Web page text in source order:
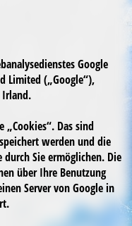
Google
Limited („Google“),
Irland.
Das sind
werden und die
Sie ermöglichen. Die
über Ihre Benutzung
Server von Google in